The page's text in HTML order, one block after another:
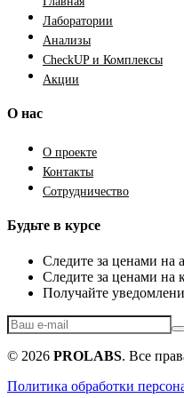
Лаборатории
Анализы
CheckUP и Комплексы
Акции
О нас
О проекте
Контакты
Сотрудничество
Будьте в курсе
Следите за ценами на
Следите за ценами на
Получайте
© 2026 PROLABS. Все
Политика обработки